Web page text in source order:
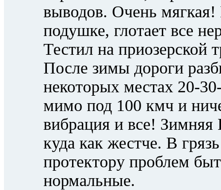
выводов. Очень
подушке, глотает все
Тестил на приозерской
После зимы дороги
некоторых местах 20-
мимо под 100 кмч и
вибрация и все! Зимняя
куда как жестче. В
протектору проблем
нормальные.